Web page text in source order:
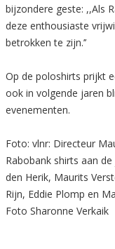
bijzondere geste: ,,Als
deze enthousiaste
betrokken te zijn.’’
Op de poloshirts prijkt
ook in volgende jaren
evenementen.
Foto: vlnr: Directeur
Rabobank shirts aan
den Herik, Maurits
Rijn, Eddie Plomp en
Foto Sharonne Verkaik